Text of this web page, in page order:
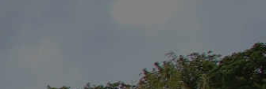
Consent Manager
HILFE